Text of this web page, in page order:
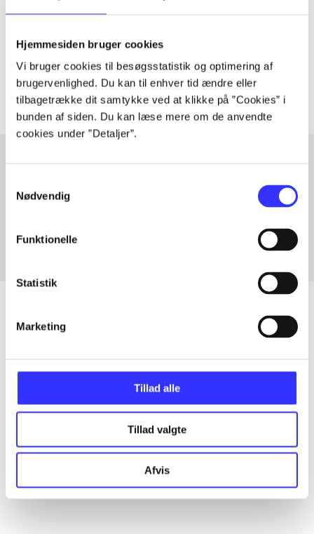
Hjemmesiden bruger cookies
Vi bruger cookies til besøgsstatistik og optimering af
brugervenlighed. Du kan til enhver tid ændre eller
tilbagetrække dit samtykke ved at klikke på ”Cookies” i
bunden af siden. Du kan læse mere om de anvendte
cookies under ”Detaljer”.
Nødvendig
Funktionelle
Statistik
Marketing
Tillad alle
Tillad valgte
Afvis
Tidsskrift
Artiklerne ihandler ofte om
Artikler med samme emner
Alle registrerede artikler fordelt på udgivelser
...
...
...